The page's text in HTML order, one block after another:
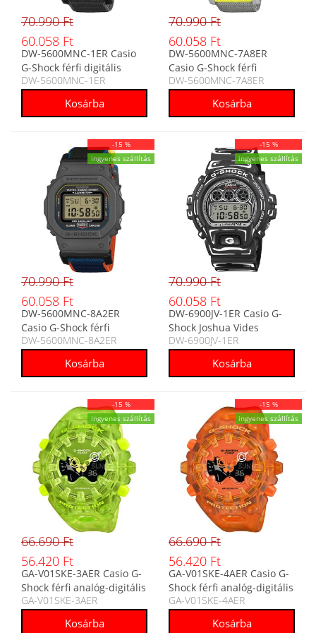
70.990 Ft
60.058 Ft
DW-5600MNC-1ER Casio
G-Shock férfi digitális
karóra
DW-5600MNC-1ER
70.990 Ft
60.058 Ft
DW-5600MNC-7A8ER
Casio G-Shock férfi
digitális karóra
DW-5600MNC-7A8ER
-15 %
ingyenes szállítás
70.990 Ft
60.058 Ft
DW-5600MNC-8A2ER
Casio G-Shock férfi
digitális karóra
DW-5600MNC-8A2ER
-15 %
ingyenes szállítás
70.990 Ft
60.058 Ft
DW-6900JV-1ER Casio G-
Shock Joshua Vides
Collaboration férfi digitális
DW-6900JV-1ER
-15 %
ingyenes szállítás
66.690 Ft
56.420 Ft
GA-V01SKE-3AER Casio G-
Shock férfi analóg-digitális
karóra
GA-V01SKE-3AER
-15 %
ingyenes szállítás
66.690 Ft
56.420 Ft
GA-V01SKE-4AER Casio G-
Shock férfi analóg-digitális
karóra
GA-V01SKE-4AER